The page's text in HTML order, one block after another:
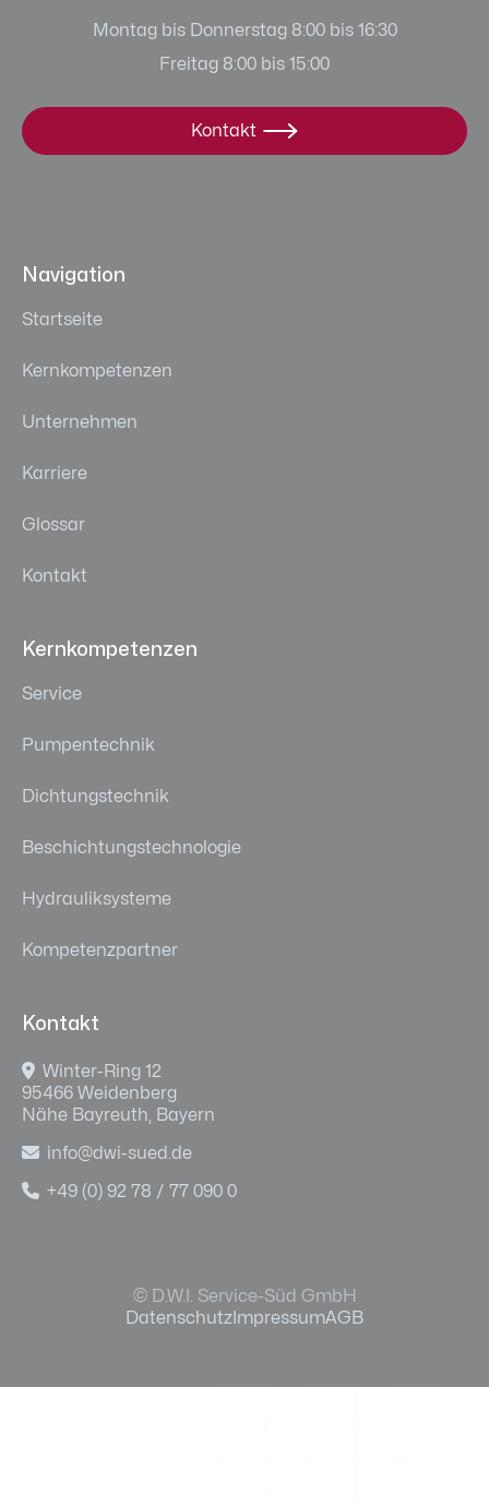
Montag bis Donnerstag 8:00 bis 16:30
Freitag 8:00 bis 15:00
Kontakt 
Navigation
Startseite
Kernkompetenzen
Unternehmen
Karriere
Glossar
Kontakt
Kernkompetenzen
Service
Pumpentechnik
Dichtungstechnik
Beschichtungstechnologie
Hydrauliksysteme
Kompetenzpartner
Kontakt
 Winter-Ring 12
95466 Weidenberg
Nähe Bayreuth, Bayern
 info@dwi-sued.de
 +49 (0) 92 78 / 77 090 0
Datenschutz ImpressumAGB
© D.W.I. Service-Süd GmbH